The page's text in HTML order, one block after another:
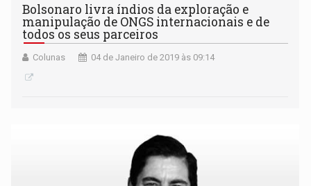
Bolsonaro livra índios da exploração e
manipulação de ONGS internacionais e de
todos os seus parceiros
Colunas 04 de Janeiro de 2019 às 09:14